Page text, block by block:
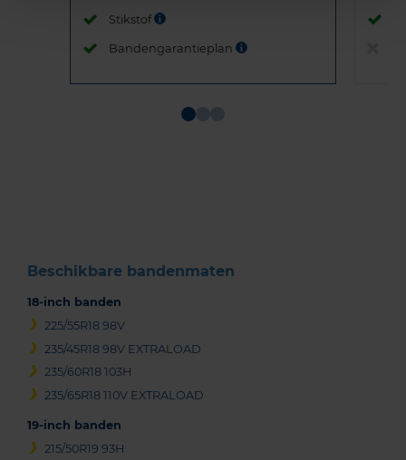
Stikstof
Bandengarantieplan
Beschikbare bandenmaten
18-inch banden
225/55R18 98V
235/45R18 98V EXTRALOAD
235/60R18 103H
235/65R18 110V EXTRALOAD
19-inch banden
215/50R19 93H